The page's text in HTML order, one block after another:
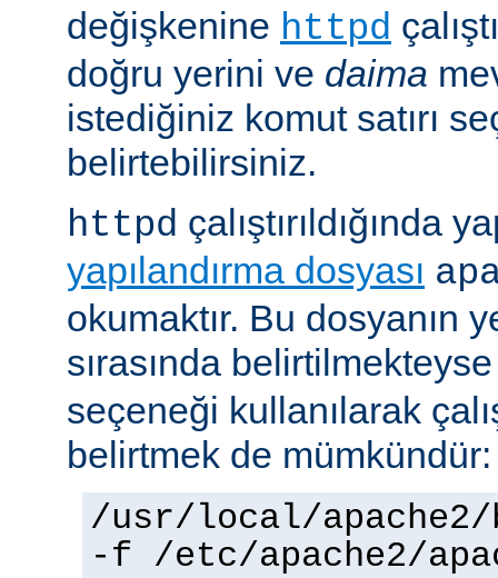
değişkenine httpd
doğru yerini ve daima
istediğiniz komut satırı
belirtebilirsiniz.
httpd çalıştırıldığında
yapılandırma dosyası
okumaktır. Bu dosyanın
sırasında
seçeneği kullanılarak
belirtmek de mümkündür:
/usr/local/
-f /etc/apache2/